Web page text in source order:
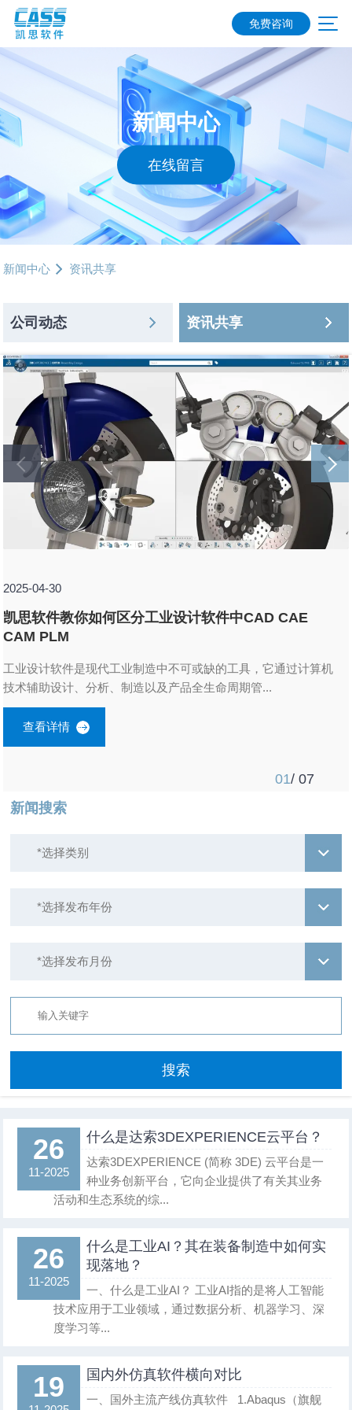
免费咨询
新闻中心
在线留言
新闻中心 资讯共享
公司动态 资讯共享
2025-04-30
凯思软件教你如何区分工业设计软件中CAD CAE
CAM PLM
工业设计软件是现代工业制造中不可或缺的工具，它通过计算机
技术辅助设计、分析、制造以及产品全生命周期管...
查看详情
01/ 07
新闻搜索
*选择类别
*选择发布年份
*选择发布月份
搜索
26
11-2025
什么是达索3DEXPERIENCE云平台？
达索3DEXPERIENCE (简称 3DE) 云平台是一
种业务创新平台，它向企业提供了有关其业务
活动和生态系统的综...
26
11-2025
什么是工业AI？其在装备制造中如何实
现落地？
一、什么是工业AI？ 工业AI指的是将人工智能
技术应用于工业领域，通过数据分析、机器学习、深
度学习等...
19 国内外仿真软件横向对比
一、国外主流产线仿真软件 1.Abaqus（旗舰